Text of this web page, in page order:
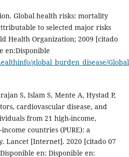
Global health risks: mortality
to selected major risks
Health Organization; 2009 [citado
en:Disponible
global_burden_disease/
S, Islam S, Mente A, Hystad P,
cardiovascular disease, and
from 21 high-income,
countries (PURE): a
Lancet [Internet]. 2020 [citado 07
en: Disponible en: